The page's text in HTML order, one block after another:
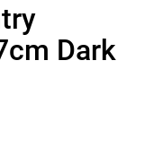
Dark